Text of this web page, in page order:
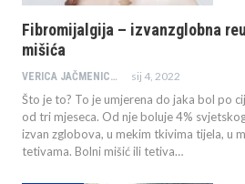
Fibromijalgija – izvanzglobna
mišića
VERICA JAČMENICA JAZBEC sij 4, 2022
Što je to? To je umjerena do jaka bol po
od tri mjeseca. Od nje boluje 4%
izvan zglobova, u mekim tkivima tijela, u
tetivama. Bolni mišić ili tetiva…